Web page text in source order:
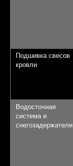
Подшивка свесов
кровли
Водосточная
система и
снегозадержатели